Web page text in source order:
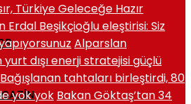
Türkiye Geleceğe Hazır
Erdal Beşikçioğlu eleştirisi: Siz
Alparslan
dışı enerji stratejisi güçlü
Bağışlanan tahtaları birleştirdi, 80
yok yok Bakan Göktaş’tan 34